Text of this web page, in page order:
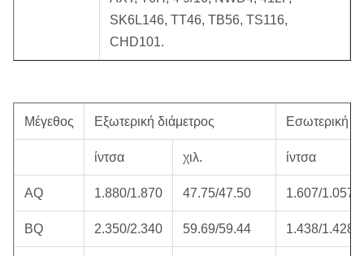
SK6L146, TT46, TB56, TS116,
CHD101.
Μέγεθος Εξωτερική διάμετρος Εσωτερική
ίντσα χιλ. ίντσα
AQ 1.880/1.870 47.75/47.50 1.607/1.057
BQ 2.350/2.340 59.69/59.44 1.438/1.428